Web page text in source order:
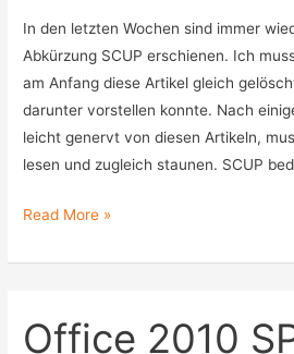
In den letzten Wochen sind immer
Abkürzung SCUP erschienen. Ich
am Anfang diese Artikel gleich
darunter vorstellen konnte. Nach
leicht genervt von diesen Artikeln,
lesen und zugleich staunen. SCUP
SCUP,
mal
Read More »
Office 2010